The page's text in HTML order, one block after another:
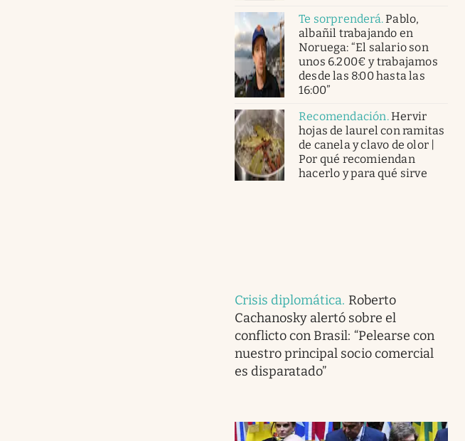
Te sorprenderá.Pablo,
albañil trabajando en
Noruega: “El salario son
unos 6.200€ y trabajamos
desde las 8:00 hasta las
16:00”
Recomendación.Hervir
hojas de laurel con ramitas
de canela y clavo de olor |
Por qué recomiendan
hacerlo y para qué sirve
Crisis diplomática. Roberto
Cachanosky alertó sobre el
conflicto con Brasil: “Pelearse con
nuestro principal socio comercial
es disparatado”